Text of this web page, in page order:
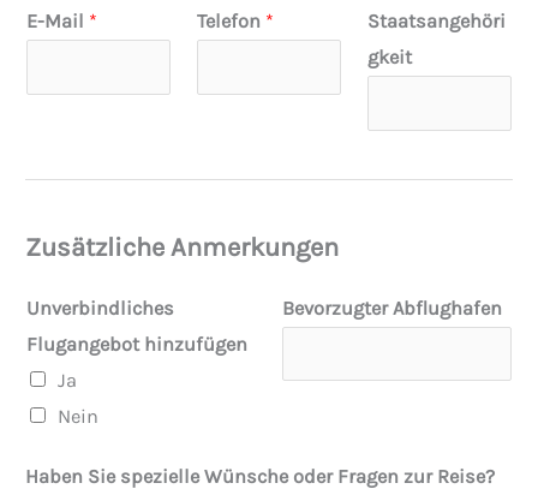
E-Mail * Telefon *
Staatsangehöri
gkeit
Zusätzliche Anmerkungen
Unverbindliches
Flugangebot hinzufügen
Ja
Nein
Bevorzugter Abflughafen
Haben Sie spezielle Wünsche oder Fragen zur Reise?